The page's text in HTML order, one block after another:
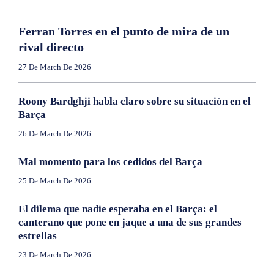
Ferran Torres en el punto de mira de un
rival directo
27 De March De 2026
Roony Bardghji habla claro sobre su situación en el
Barça
26 De March De 2026
Mal momento para los cedidos del Barça
25 De March De 2026
El dilema que nadie esperaba en el Barça: el
canterano que pone en jaque a una de sus grandes
estrellas
23 De March De 2026